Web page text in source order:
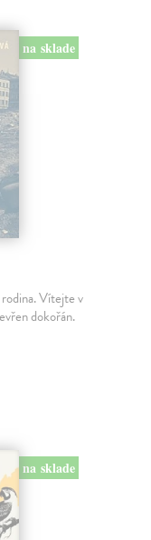
na sklade
Vítejte v
dokořán.
na sklade